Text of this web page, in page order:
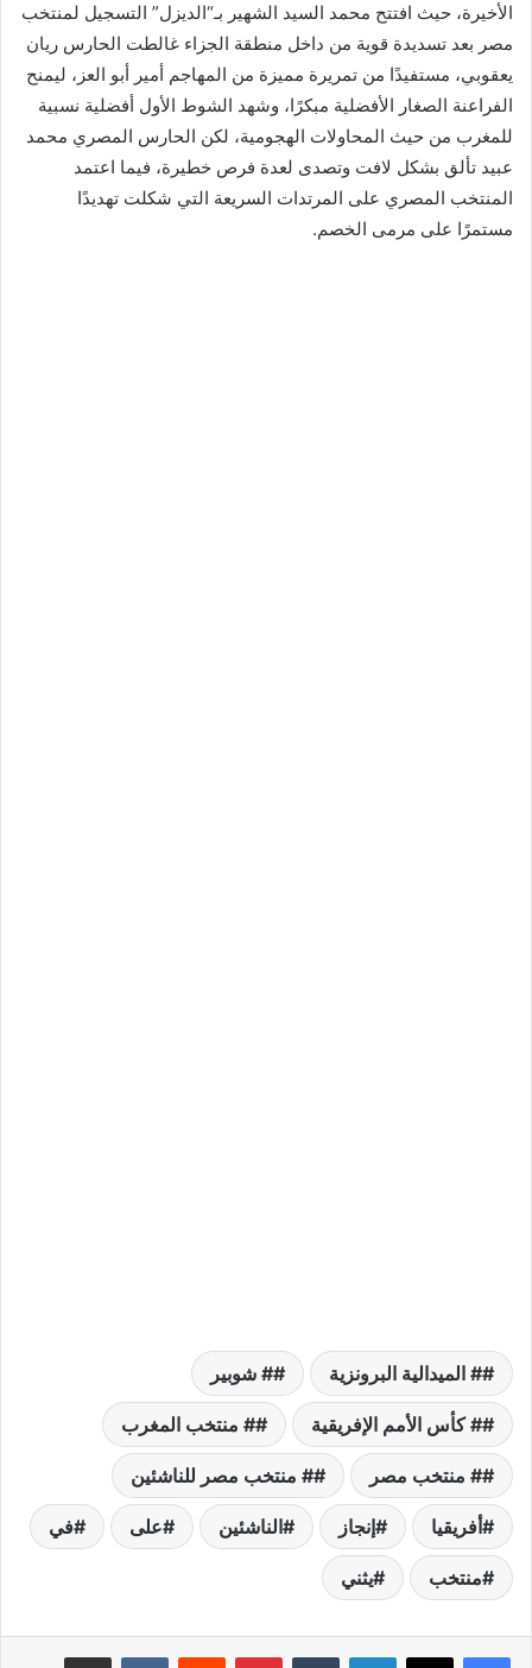
الأخيرة، حيث افتتح محمد السيد الشهير بـ“الديزل” التسجيل لمنتخب
مصر بعد تسديدة قوية من داخل منطقة الجزاء غالطت الحارس ريان
يعقوبي، مستفيدًا من تمريرة مميزة من المهاجم أمير أبو العز، ليمنح
الفراعنة الصغار الأفضلية مبكرًا، وشهد الشوط الأول أفضلية نسبية
للمغرب من حيث المحاولات الهجومية، لكن الحارس المصري محمد
عبيد تألق بشكل لافت وتصدى لعدة فرص خطيرة، فيما اعتمد
المنتخب المصري على المرتدات السريعة التي شكلت تهديدًا
مستمرًا على مرمى الخصم.
# الميدالية البرونزية # شوبير
# كأس الأمم الإفريقية # منتخب المغرب
# منتخب مصر # منتخب مصر للناشئين
أفريقيا إنجاز الناشئين على في
منتخب يثني
لينكدإن بينتيريست مشاركة عبر البريد